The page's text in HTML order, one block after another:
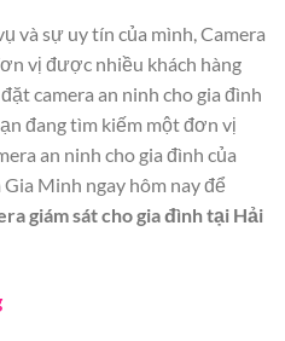
và sự uy tín của mình, Camera
vị được nhiều khách hàng
camera an ninh cho gia đình
đang tìm kiếm một đơn vị
an ninh cho gia đình của
Minh ngay hôm nay để
giám sát cho gia đình tại Hải